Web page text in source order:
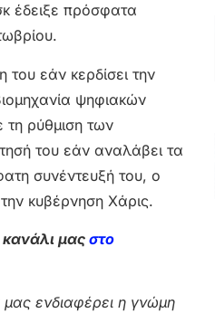
έδειξε πρόσφατα
εάν κερδίσει την
ψηφιακών
τη ρύθμιση των
του εάν αναλάβει τα
συνέντευξή του, ο
κυβέρνηση Χάρις.
μας στο
ενδιαφέρει η γνώμη